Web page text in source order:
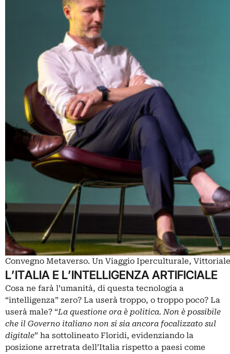
Convegno Metaverso. Un Viaggio Iperculturale,
L’ITALIA E L’INTELLIGENZA ARTIFICIALE
Cosa ne farà l’umanità, di questa tecnologia a
“intelligenza” zero? La userà troppo, o troppo poco? La
userà male? “La questione ora è politica. Non è possibile
che il Governo italiano non si sia ancora focalizzato sul
digitale” ha sottolineato Floridi, evidenziando la
posizione arretrata dell’Italia rispetto a paesi come